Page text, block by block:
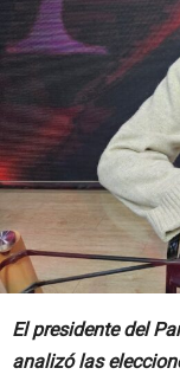
El presidente del
analizó las